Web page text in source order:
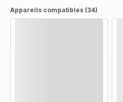
Appareils compatibles (34)